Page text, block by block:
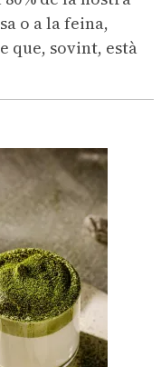
o a la feina,
que, sovint, està